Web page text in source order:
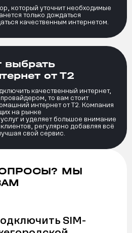
который уточнит необходимые
только дождаться
качественным интернетом.
выбрать
от Т2
качественный интернет,
то вам стоит
интернет от Т2. Компания
на рынке
и уделяет большое внимание
регулярно добавляя всё
свой сервис.
МЫ
SIM-